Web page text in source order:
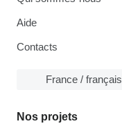
Aide
Contacts
France / français
Nos projets